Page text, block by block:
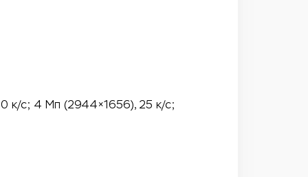
к/с; 4 Мп (2944×1656), 25 к/с;